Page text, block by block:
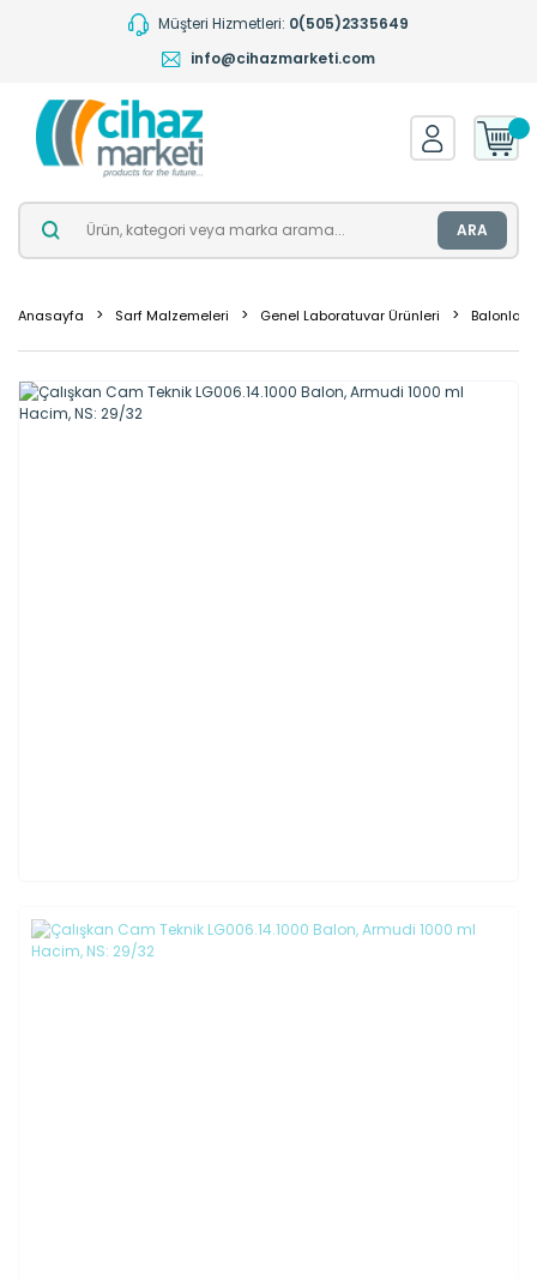
Müşteri Hizmetleri: 0(505)2335649
info@cihazmarketi.com
ARA
Anasayfa Sarf Malzemeleri Genel Laboratuvar Ürünleri Balonlar